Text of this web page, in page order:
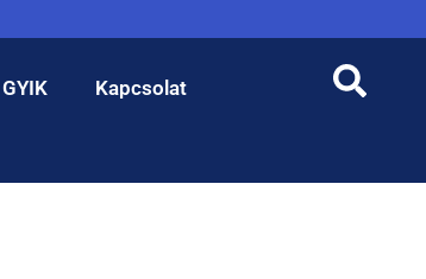
GYIK Kapcsolat